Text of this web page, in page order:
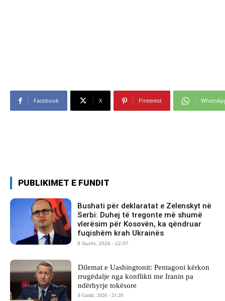
Facebook X Pinterest
PUBLIKIMET E FUNDIT
Bushati për deklaratat e Zelenskyt në
Serbi: Duhej të tregonte më shumë
vlerësim për Kosovën, ka qëndruar
fuqishëm krah Ukrainës
8 Gusht, 2026 - 22:07
Dilemat e Uashingtonit: Pentagoni kërkon
rrugëdalje nga konflikti me Iranin pa
ndërhyrje tokësore
8 Gusht, 2026 - 21:20